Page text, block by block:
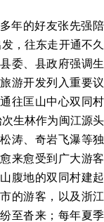
年的好友张先强陪
，往东走开通不久
委、县政府强调生
游开发列入重要议
往匡山中心双同村
生林作为闽江源头
涛、奇岩飞瀑等独
来愈受到广大游客
腹地的双同村建起
的游客，以及浙江
至沓来；每年夏季